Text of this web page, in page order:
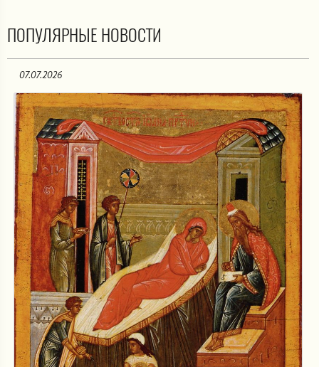
ПОПУЛЯРНЫЕ НОВОСТИ
07.07.2026